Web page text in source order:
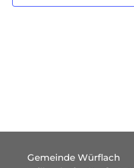
Gemeinde Würflach